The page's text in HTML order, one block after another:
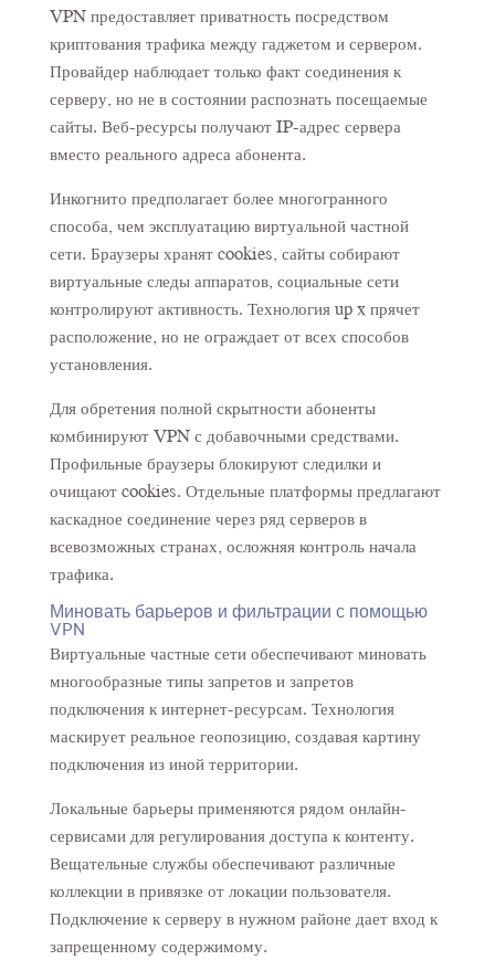
VPN предоставляет приватность посредством
криптования трафика между гаджетом и сервером.
Провайдер наблюдает только факт соединения к
серверу, но не в состоянии распознать посещаемые
сайты. Веб-ресурсы получают IP-адрес сервера
вместо реального адреса абонента.
Инкогнито предполагает более многогранного
способа, чем эксплуатацию виртуальной частной
сети. Браузеры хранят cookies, сайты собирают
виртуальные следы аппаратов, социальные сети
контролируют активность. Технология up x прячет
расположение, но не ограждает от всех способов
установления.
Для обретения полной скрытности абоненты
комбинируют VPN с добавочными средствами.
Профильные браузеры блокируют следилки и
очищают cookies. Отдельные платформы предлагают
каскадное соединение через ряд серверов в
всевозможных странах, осложняя контроль начала
трафика.
Миновать барьеров и фильтрации с помощью
VPN
Виртуальные частные сети обеспечивают миновать
многообразные типы запретов и запретов
подключения к интернет-ресурсам. Технология
маскирует реальное геопозицию, создавая картину
подключения из иной территории.
Локальные барьеры применяются рядом онлайн-
сервисами для регулирования доступа к контенту.
Вещательные службы обеспечивают различные
коллекции в привязке от локации пользователя.
Подключение к серверу в нужном районе дает вход к
запрещенному содержимому.